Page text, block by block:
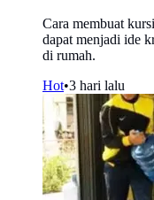
Cara membuat
dapat menjadi ide
di rumah.
Hot•3 hari lalu